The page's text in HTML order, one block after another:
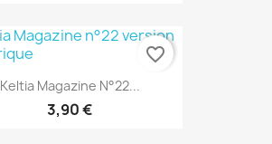
Keltia Magazine N°22...
3,90 €
favorite_border